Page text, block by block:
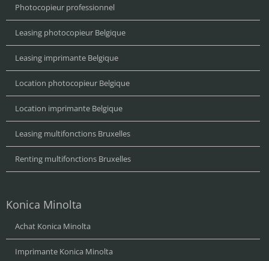
Photocopieur professionnel
Leasing photocopieur Belgique
Leasing imprimante Belgique
Location photocopieur Belgique
Location imprimante Belgique
Leasing multifonctions Bruxelles
Renting multifonctions Bruxelles
Konica Minolta
Achat Konica Minolta
Imprimante Konica Minolta